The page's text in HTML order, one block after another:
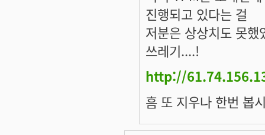
진행되고 있다는 걸
저분은 상상치도 못했
쓰레기....!
http://
흠 또 지우나 한번 봅